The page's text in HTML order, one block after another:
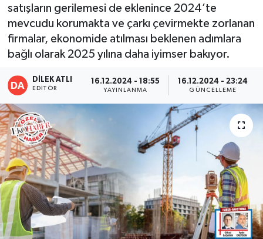
satışların gerilemesi de eklenince 2024’te
mevcudu korumakta ve çarkı çevirmekte zorlanan
firmalar, ekonomide atılması beklenen adımlara
bağlı olarak 2025 yılına daha iyimser bakıyor.
DİLEK ATLI
EDITÖR
16.12.2024 - 18:55
YAYINLANMA
16.12.2024 - 23:24
GÜNCELLEME